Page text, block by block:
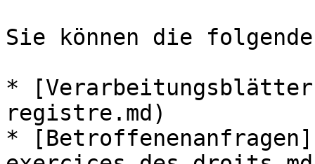
Sie können die
*
registre.md)
*